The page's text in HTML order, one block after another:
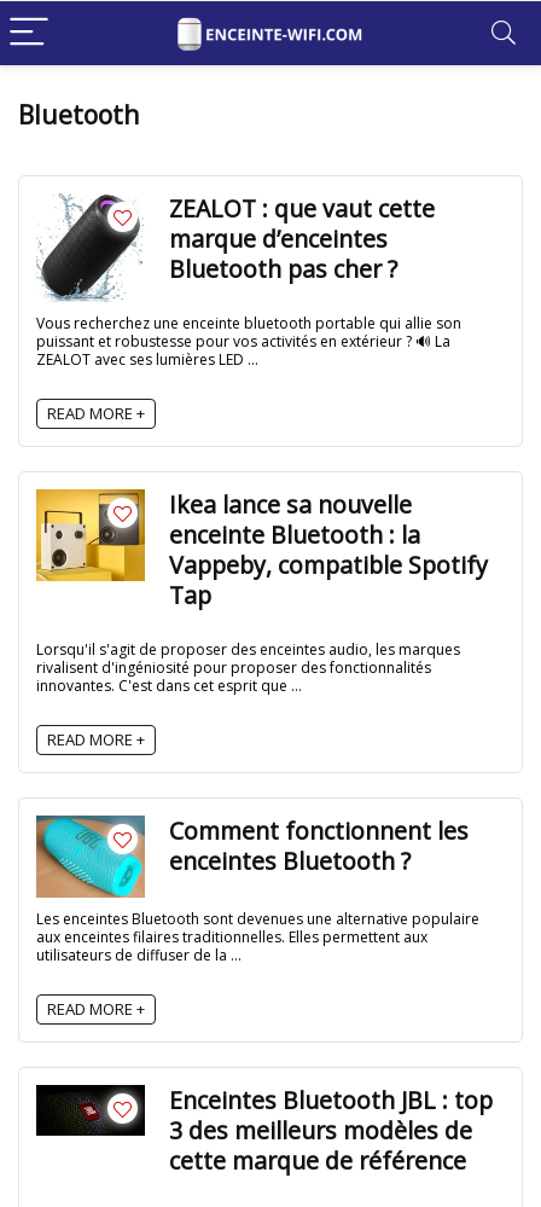
Bluetooth
ZEALOT : que vaut cette
marque d’enceintes
Bluetooth pas cher ?
Vous recherchez une enceinte bluetooth portable qui allie son
puissant et robustesse pour vos activités en extérieur ? 🔊 La
ZEALOT avec ses lumières LED ...
READ MORE +
Ikea lance sa nouvelle
enceinte Bluetooth : la
Vappeby, compatible Spotify
Tap
Lorsqu'il s'agit de proposer des enceintes audio, les marques
rivalisent d'ingéniosité pour proposer des fonctionnalités
innovantes. C'est dans cet esprit que ...
READ MORE +
Comment fonctionnent les
enceintes Bluetooth ?
Les enceintes Bluetooth sont devenues une alternative populaire
aux enceintes filaires traditionnelles. Elles permettent aux
utilisateurs de diffuser de la ...
READ MORE +
Enceintes Bluetooth JBL : top
3 des meilleurs modèles de
cette marque de référence